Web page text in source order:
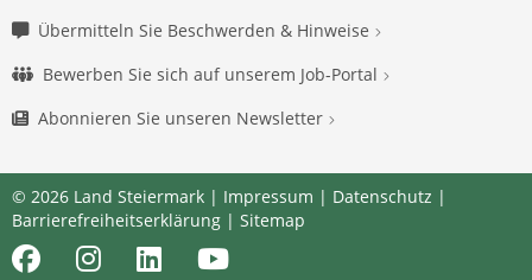
Übermitteln Sie Beschwerden & Hinweise
Bewerben Sie sich auf unserem Job-Portal
Abonnieren Sie unseren Newsletter
© 2026 Land Steiermark | Impressum | Datenschutz |
Barrierefreiheitserklärung | Sitemap
FacebookInstagramLinkedInYoutube